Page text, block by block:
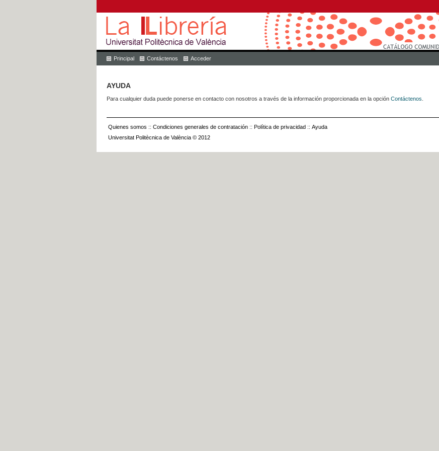
Principal Contáctenos Acceder
AYUDA
Para cualquier duda puede ponerse en contacto con nosotros a través de la información proporcionada en la opción Contáctenos
Quienes somos :: Condiciones generales de contratación :: Política de privacidad :: Ayuda
Universitat Politècnica de València © 2012